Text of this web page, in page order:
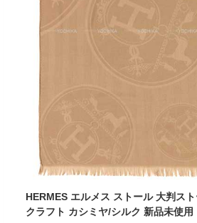
HERMES エルメス ストール 大判ス
クラフト カシミヤ/シルク 新品未使用